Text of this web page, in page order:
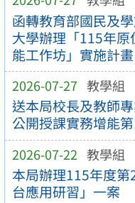
函轉教育部國民及
大學辦理「115年
能工作坊」實施計畫
2026-07-27 教學組
送本局校長及教師
公開授課實務增能
2026-07-22 教學組
本局辦理115年度
台應用研習」一案